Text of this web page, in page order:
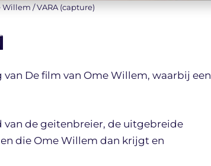
/ VARA (capture)
De film van Ome Willem, waarbij een
van de geitenbreier, de uitgebreide
die Ome Willem dan krijgt en